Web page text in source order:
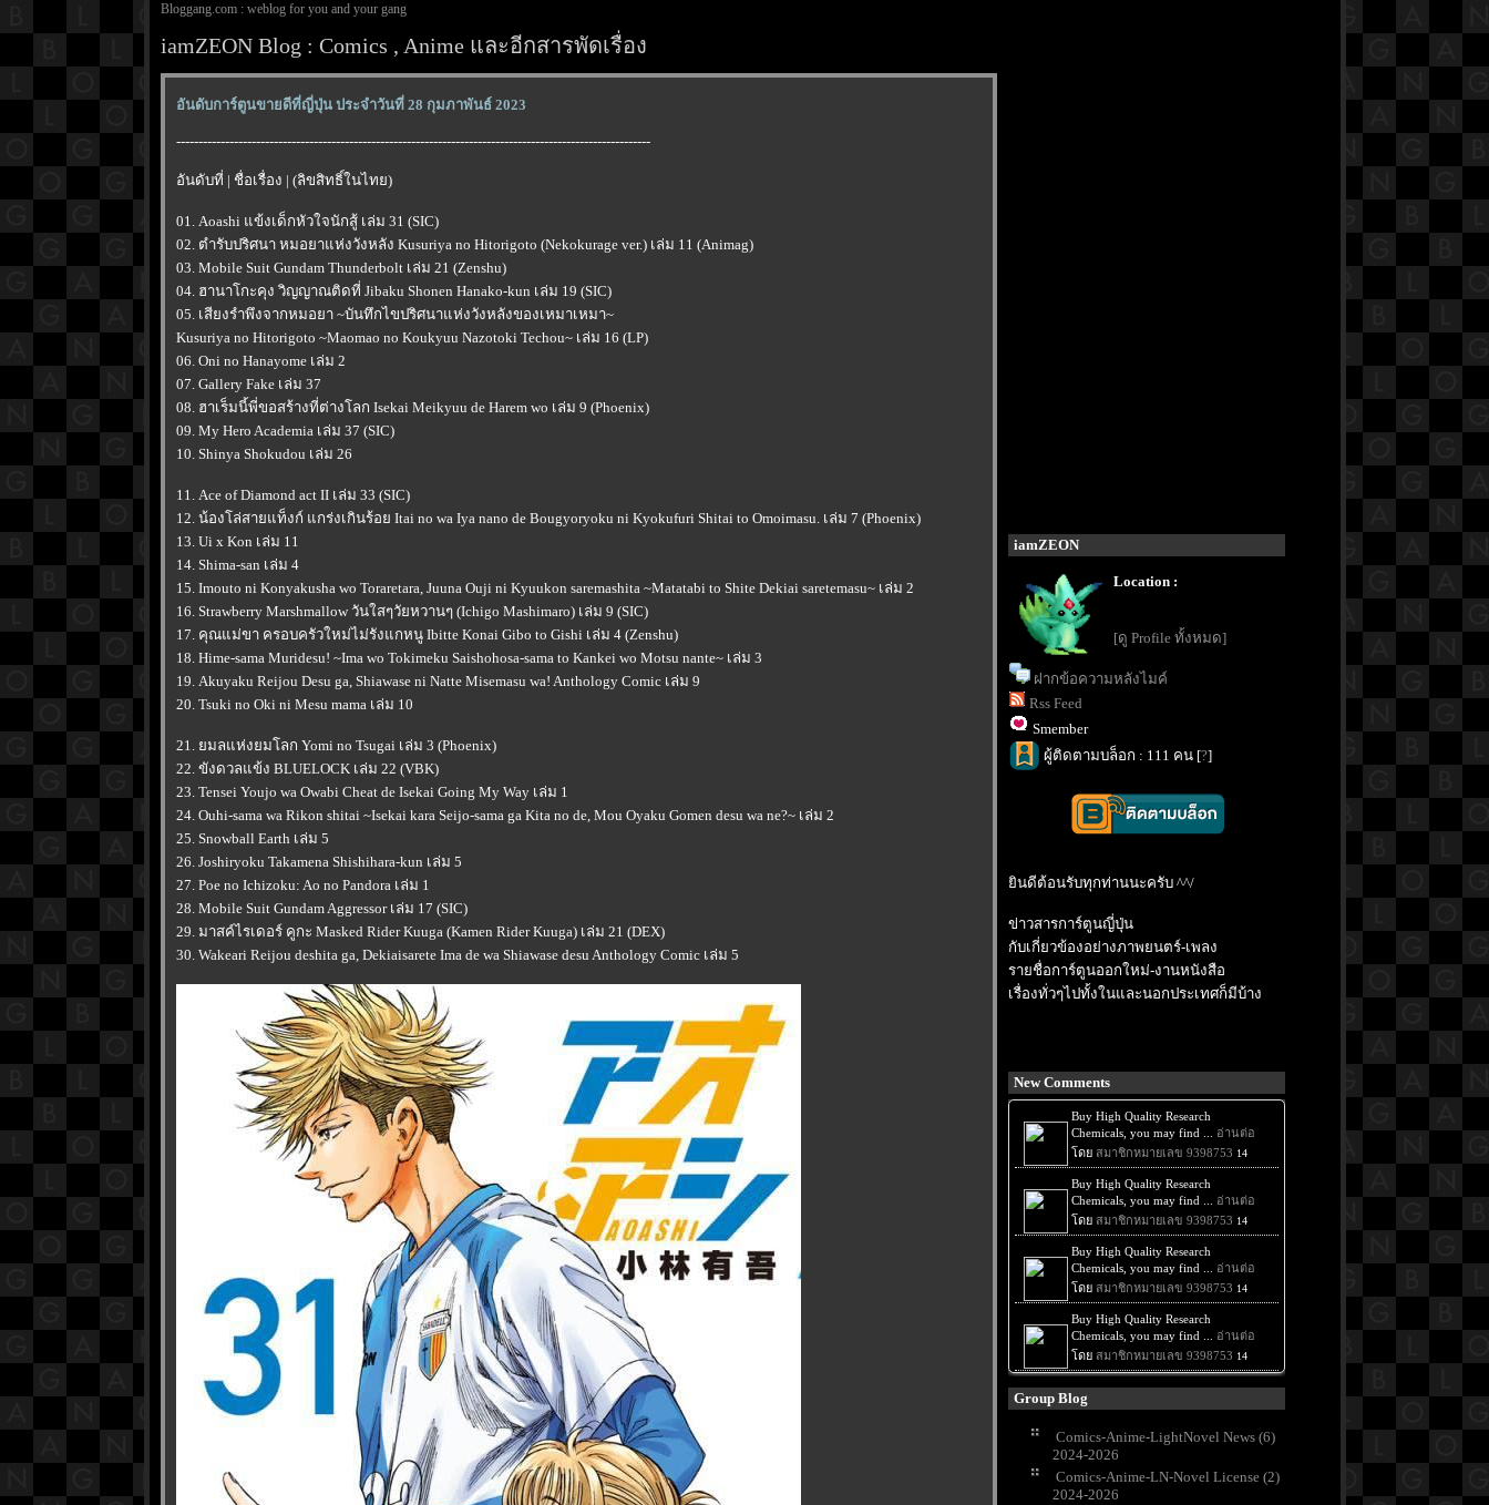
Bloggang.com : weblog for you and your gang
iamZEON Blog : Comics , Anime และอีกสารพัดเรื่อง
อันดับการ์ตูนขายดีที่ญี่ปุ่น ประจำวันที่ 28 กุมภาพันธ์ 2023
-----------------------------------------------------------------------------------------------------------
อันดับที่ | ชื่อเรื่อง | (ลิขสิทธิ์ในไทย)
01. Aoashi แข้งเด็กหัวใจนักสู้ เล่ม 31 (SIC)
02. ตำรับปริศนา หมอยาแห่งวังหลัง Kusuriya no Hitorigoto (Nekokurage ver.) เล่ม 11 (Animag)
03. Mobile Suit Gundam Thunderbolt เล่ม 21 (Zenshu)
04. ฮานาโกะคุง วิญญาณติดที่ Jibaku Shonen Hanako-kun เล่ม 19 (SIC)
05. เสียงรำพึงจากหมอยา ~บันทึกไขปริศนาแห่งวังหลังของเหมาเหมา~
Kusuriya no Hitorigoto ~Maomao no Koukyuu Nazotoki Techou~ เล่ม 16 (LP)
06. Oni no Hanayome เล่ม 2
07. Gallery Fake เล่ม 37
08. ฮาเร็มนี้พี่ขอสร้างที่ต่างโลก Isekai Meikyuu de Harem wo เล่ม 9 (Phoenix)
09. My Hero Academia เล่ม 37 (SIC)
10. Shinya Shokudou เล่ม 26
11. Ace of Diamond act II เล่ม 33 (SIC)
12. น้องโล่สายแท็งก์ แกร่งเกินร้อย Itai no wa Iya nano de Bougyoryoku ni Kyokufuri Shitai to Omoimasu. เล่ม 7 (Phoenix)
13. Ui x Kon เล่ม 11
14. Shima-san เล่ม 4
15. Imouto ni Konyakusha wo Toraretara, Juuna Ouji ni Kyuukon saremashita ~Matatabi to Shite Dekiai saretemasu~ เล่ม 2
16. Strawberry Marshmallow วันใสๆวัยหวานๆ (Ichigo Mashimaro) เล่ม 9 (SIC)
17. คุณแม่ขา ครอบครัวใหม่ไม่รังแกหนู Ibitte Konai Gibo to Gishi เล่ม 4 (Zenshu)
18. Hime-sama Muridesu! ~Ima wo Tokimeku Saishohosa-sama to Kankei wo Motsu nante~ เล่ม 3
19. Akuyaku Reijou Desu ga, Shiawase ni Natte Misemasu wa! Anthology Comic เล่ม 9
20. Tsuki no Oki ni Mesu mama เล่ม 10
21. ยมลแห่งยมโลก Yomi no Tsugai เล่ม 3 (Phoenix)
22. ขังดวลแข้ง BLUELOCK เล่ม 22 (VBK)
23. Tensei Youjo wa Owabi Cheat de Isekai Going My Way เล่ม 1
24. Ouhi-sama wa Rikon shitai ~Isekai kara Seijo-sama ga Kita no de, Mou Oyaku Gomen desu wa ne?~ เล่ม 2
25. Snowball Earth เล่ม 5
26. Joshiryoku Takamena Shishihara-kun เล่ม 5
27. Poe no Ichizoku: Ao no Pandora เล่ม 1
28. Mobile Suit Gundam Aggressor เล่ม 17 (SIC)
29. มาสค์ไรเดอร์ คูกะ Masked Rider Kuuga (Kamen Rider Kuuga) เล่ม 21 (DEX)
30. Wakeari Reijou deshita ga, Dekiaisarete Ima de wa Shiawase desu Anthology Comic เล่ม 5
iamZEON
Location :
[ดู Profile ทั้งหมด]
ฝากข้อความหลังไมค์
Rss Feed
Smember
ผู้ติดตามบล็อก : 111 คน [?]
ินดีต้อนรับทุกท่านนะครับ ^^/
ข่าวสารการ์ตูนญี่ปุ่น
กับเกี่ยวข้องอย่างภาพยนตร์-เพลง
รายชื่อการ์ตูนออกใหม่-งานหนังสือ
เรื่องทั่วๆไปทั้งในและนอกประเทศก็มีบ้าง
New Comments
Group Blog
Comics-Anime-LightNovel News (6)
2024-2026
Comics-Anime-LN-Novel License (2)
2024-2026